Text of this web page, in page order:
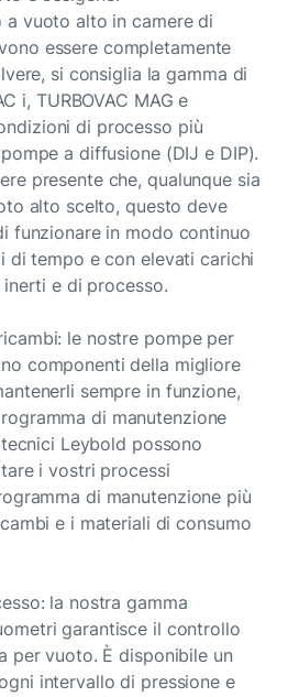
a vuoto alto in camere di
essere completamente
si consiglia la gamma di
i, TURBOVAC MAG e
di processo più
a diffusione (DIJ e DIP).
presente che, qualunque sia
alto scelto, questo deve
funzionare in modo continuo
di tempo e con elevati carichi
e di processo.
le nostre pompe per
componenti della migliore
sempre in funzione,
di manutenzione
Leybold possono
i vostri processi
di manutenzione più
e i materiali di consumo
la nostra gamma
garantisce il controllo
per vuoto. È disponibile un
intervallo di pressione e